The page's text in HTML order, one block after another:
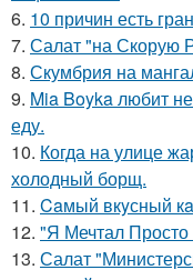
6. 10 причин есть
7. Салат "на Скорую
8. Скумбрия на
9. Mia Boyka любит
еду.
10. Когда на улице
холодный борщ.
11. Caмый вкyсный
12. "Я Мечтал Просто
13. Салат